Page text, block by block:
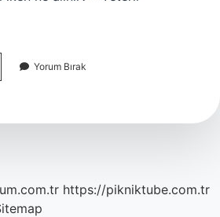
Yorum Bırak
https://pikniktube.com.tr